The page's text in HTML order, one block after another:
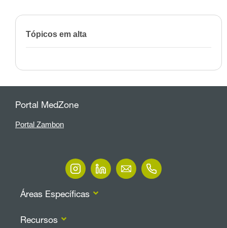
Tópicos em alta
Portal MedZone
Portal Zambon
Áreas Específicas
Recursos